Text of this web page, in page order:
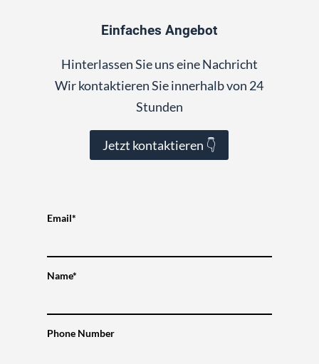
Einfaches Angebot
Hinterlassen Sie uns eine Nachricht
Wir kontaktieren Sie innerhalb von 24
Stunden
Jetzt kontaktieren 👇
Email*
Name*
Phone Number